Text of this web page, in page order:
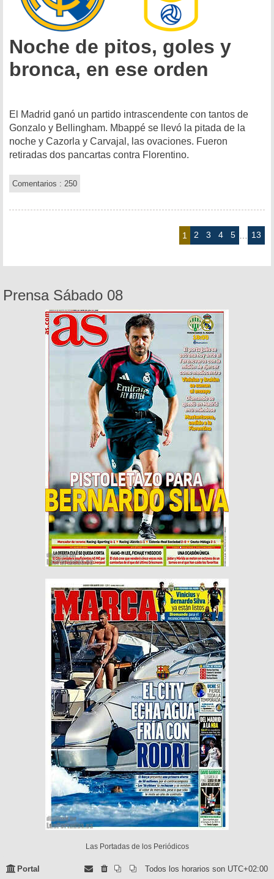
Noche de pitos, goles y
bronca, en ese orden
El Madrid ganó un partido intrascendente con tantos de
Gonzalo y Bellingham. Mbappé se llevó la pitada de la
noche y Cazorla y Carvajal, las ovaciones. Fueron
retiradas dos pancartas contra Florentino.
Comentarios : 250
1 2 3 4 5 13
Prensa Sábado 08
Las Portadas de los Periódicos
Portal Todos los horarios son UTC+02:00